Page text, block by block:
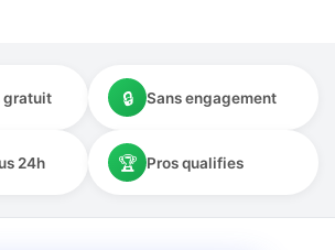
gratuit 🔒 Sans engagement
24h 🏆 Pros qualifies